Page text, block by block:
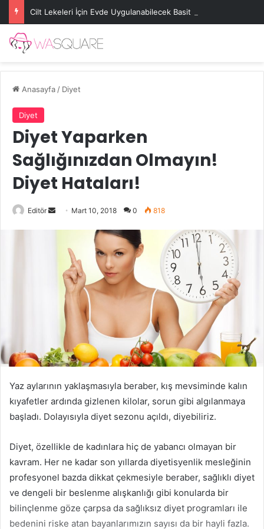
Cilt Lekeleri İçin Evde Uygulanabilecek Basit Maskeler
Anasayfa/ Diyet
Diyet
Diyet Yaparken
Sağlığınızdan Olmayın!
Diyet Hataları!
Editör
Bir
göndermek
Mart 10, 2018 0 818
Yaz aylarının yaklaşmasıyla beraber, kış mevsiminde kalın
kıyafetler ardında gizlenen kilolar, sorun gibi algılanmaya
başladı. Dolayısıyla diyet sezonu açıldı, diyebiliriz.
Diyet, özellikle de kadınlara hiç de yabancı olmayan bir
kavram. Her ne kadar son yıllarda diyetisyenlik mesleğinin
profesyonel bazda dikkat çekmesiyle beraber, sağlıklı diyet
ve dengeli bir beslenme alışkanlığı gibi konularda bir
bilinçlenme göze çarpsa da sağlıksız diyet programları ile
bedenini riske atan bayanlarımızın sayısı da bir hayli fazla.